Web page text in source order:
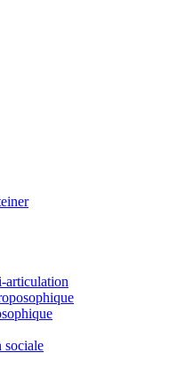
articulation
sociale